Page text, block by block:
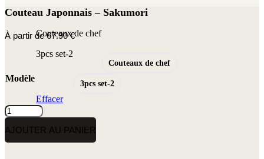
Couteau Japonnais – Sakumori
À partir de67.90€
Modèle
Couteaux de chef
Couteaux de chef
3pcs set-2
3pcs set-2
Effacer
quantité
de
Couteau
Japonnais
AJOUTER AU PANIER